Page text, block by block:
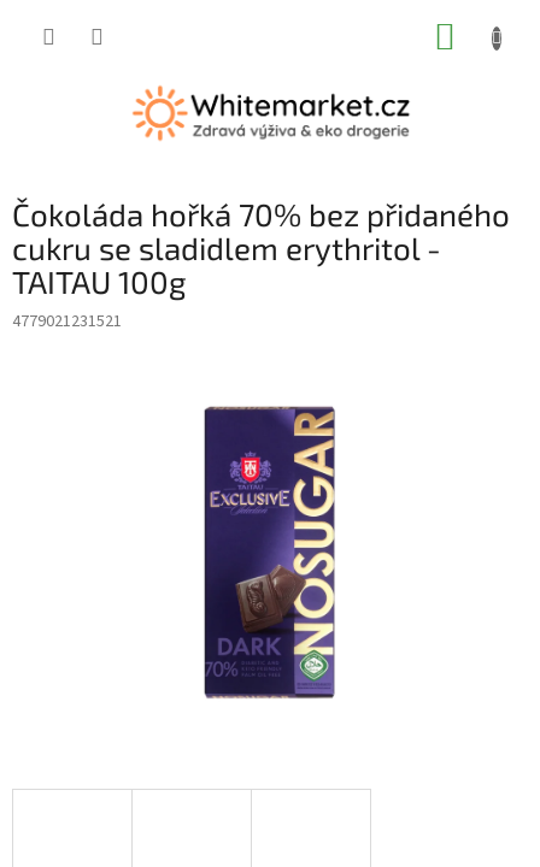
Čokoláda hořká 70% bez přidaného
cukru se sladidlem erythritol -
TAITAU 100g
4779021231521